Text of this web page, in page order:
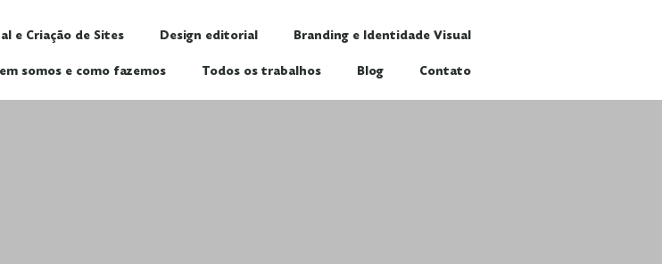
e Criação de Sites Design editorial Branding e Identidade Visual
somos e como fazemos Todos os trabalhos Blog Contato